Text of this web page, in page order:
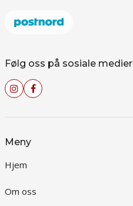
Følg oss på sosiale medier
Meny
Hjem
Om oss